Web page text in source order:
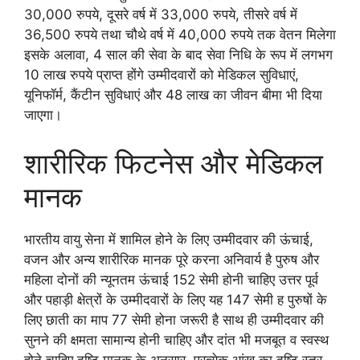
30,000 रुपये, दूसरे वर्ष में 33,000 रुपये, तीसरे वर्ष में
36,500 रुपये तथा चौथे वर्ष में 40,000 रुपये तक वेतन मिलेगा
इसके अलावा, 4 साल की सेवा के बाद सेवा निधि के रूप में लगभग
10 लाख रुपये प्राप्त होंगे उम्मीदवारों को मेडिकल सुविधाएं,
यूनिफॉर्म, कैंटीन सुविधाएं और 48 लाख का जीवन बीमा भी दिया
जाएगा।
शारीरिक फिटनेस और मेडिकल
मानक
भारतीय वायु सेना में शामिल होने के लिए उम्मीदवार की ऊंचाई,
वजन और अन्य शारीरिक मानक पूरे करना अनिवार्य है पुरुष और
महिला दोनों की न्यूनतम ऊंचाई 152 सेमी होनी चाहिए उत्तर पूर्व
और पहाड़ी क्षेत्रों के उम्मीदवारों के लिए यह 147 सेमी ह पुरुषों के
लिए छाती का माप 77 सेमी होना जरूरी है साथ ही उम्मीदवार की
सुनने की क्षमता सामान्य होनी चाहिए और दांत भी मजबूत व स्वस्थ